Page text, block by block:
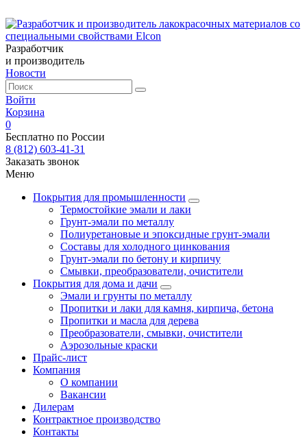
Разработчик
и производитель
Новости
Войти
Корзина
0
Бесплатно по России
8 (812) 603-41-31
Заказать звонок
Меню
Покрытия для промышленности
Термостойкие эмали и лаки
Грунт-эмали по металлу
Полиуретановые и эпоксидные грунт-эмали
Составы для холодного цинкования
Грунт-эмали по бетону и кирпичу
Смывки, преобразователи, очистители
Покрытия для дома и дачи
Эмали и грунты по металлу
Пропитки и лаки для камня, кирпича, бетона
Пропитки и масла для дерева
Преобразователи, смывки, очистители
Аэрозольные краски
Прайс-лист
Компания
О компании
Вакансии
Дилерам
Контрактное производство
Контакты